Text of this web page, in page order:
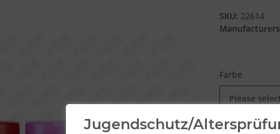
SKU: 22614
Farbe
Please
Jugendschutz/